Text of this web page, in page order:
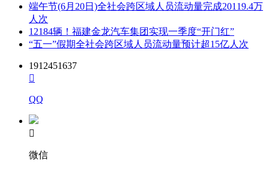
端午节(6月20日)全社会跨区域人员流动量完成20119.4万
人次
12184辆！福建金龙汽车集团实现一季度“开门红”
“五一”假期全社会跨区域人员流动量预计超15亿人次
1912451637

QQ

微信